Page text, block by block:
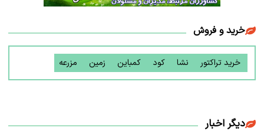
خرید و فروش
خرید تراکتور نشا کود کمباین زمین مزرعه
دیگر اخبار